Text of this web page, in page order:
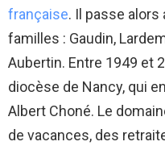
française. Il passe
familles : Gaudin,
Aubertin. Entre 1949 et
diocèse de Nancy, qui
Albert Choné. Le
de vacances, des